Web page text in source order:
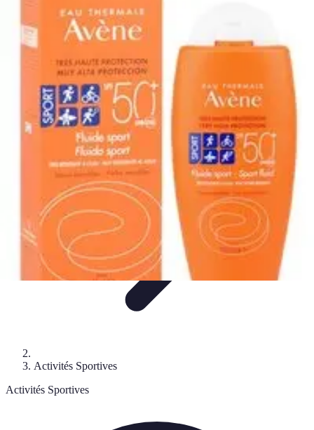
Best Sport Activities
Articles par activité YogaInformatif
Aquatiques
Best Sport Activities
Activités Sportives
Activités Sportives